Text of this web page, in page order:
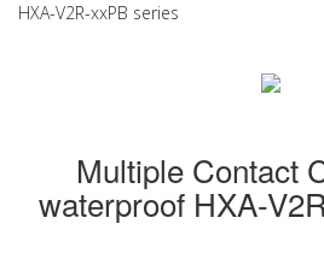
HXA-V2R-xxPB series
Multiple Contact
waterproof HXA-